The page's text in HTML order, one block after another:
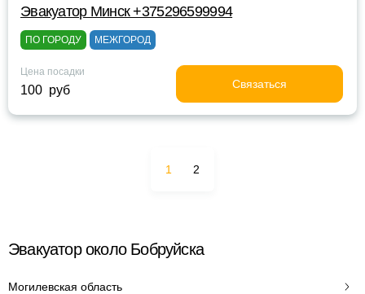
Эвакуатор Минск +375296599994
ПО ГОРОДУ МЕЖГОРОД
Цена посадки
100 руб Связаться
1 2
Эвакуатор около Бобруйска
Могилевская область